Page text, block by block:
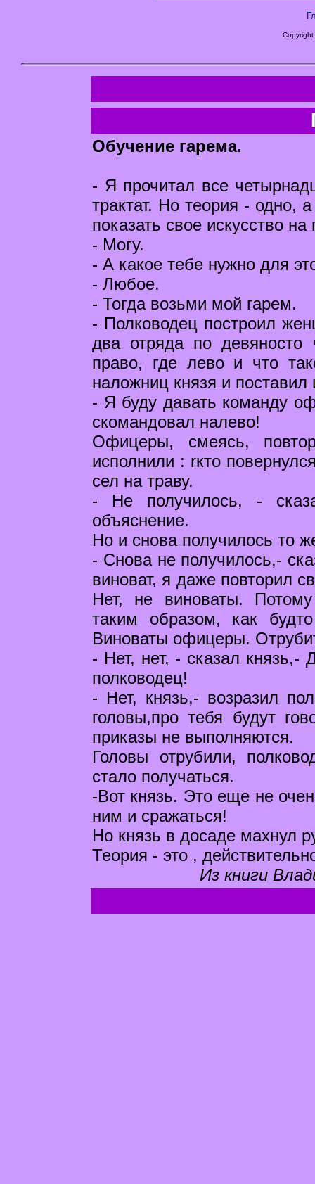
Обучение гарема.
- Я прочитал все
трактат. Но теория - одно,
показать свое искусство на
- Могу.
- А какое тебе нужно для
- Любое.
- Тогда возьми мой гарем.
- Полководец построил
два отряда по
право, где лево и что
наложниц князя и
- Я буду давать команду
скомандовал налево!
Офицеры, смеясь,
исполнили : rкто
сел на траву.
- Не получилось, -
объяснение.
Но и снова получилось то
- Снова не получилось,-
виноват, я даже повторил
Нет, не виноваты.
таким образом, как
Виноваты офицеры.
- Нет, нет, - сказал князь,-
полководец!
- Нет, князь,- возразил
головы,про тебя будут
приказы не выполняются.
Головы отрубили,
стало получаться.
-Вот князь. Это еще не
ним и сражаться!
Но князь в досаде махнул
Теория - это ,
Из книги